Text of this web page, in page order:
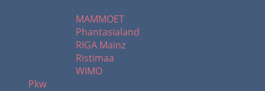
MAMMOET
Phantasialand
RIGA Mainz
Ristimaa
WIMO
Pkw